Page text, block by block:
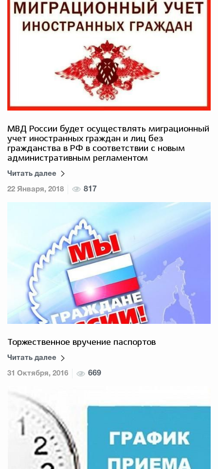
МВД России будет осуществлять миграционный
учет иностранных граждан и лиц без
гражданства в РФ в соответствии с новым
административным регламентом
Читать далее
22 Января, 2018 817
Торжественное вручение паспортов
Читать далее
31 Октября, 2016 669